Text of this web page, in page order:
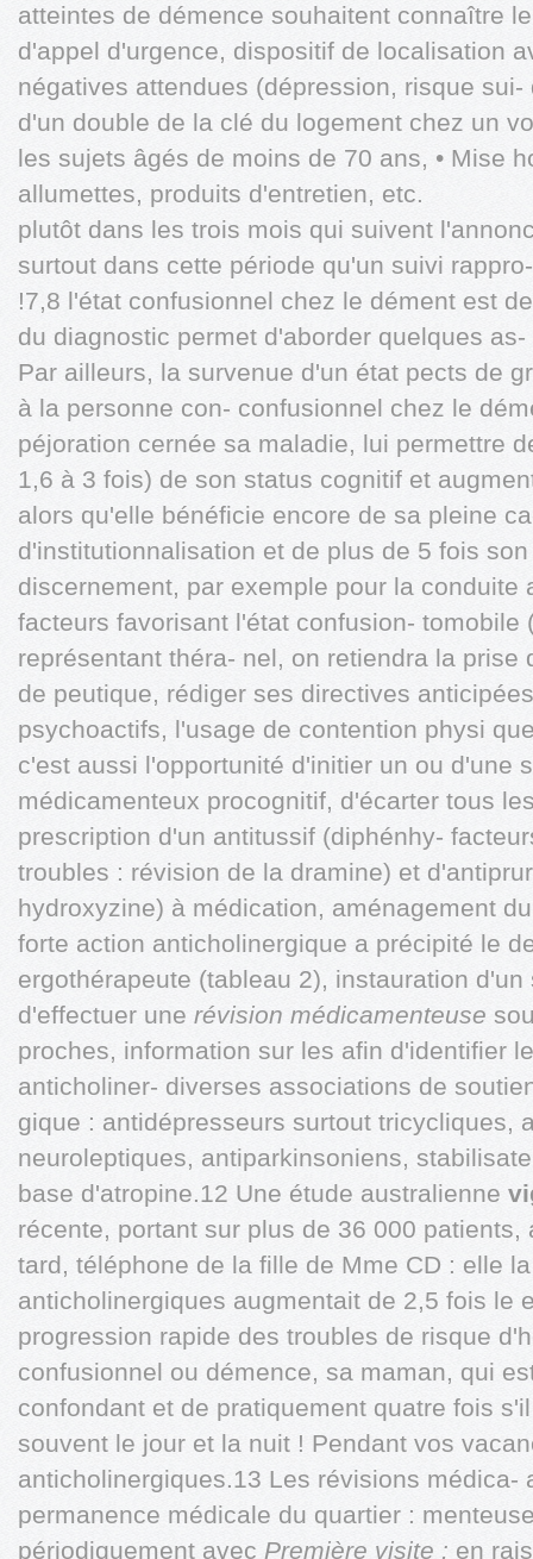
atteintes de démence souhaitent connaître
d'appel d'urgence, dispositif de localisation
négatives attendues (dépression, risque sui-
d'un double de la clé du logement chez un
les sujets âgés de moins de 70 ans, • Mise
allumettes, produits d'entretien, etc.
plutôt dans les trois mois qui suivent
surtout dans cette période qu'un suivi
!7,8 l'état confusionnel chez le dément est
du diagnostic permet d'aborder quelques
Par ailleurs, la survenue d'un état pects de
à la personne con- confusionnel chez le
péjoration cernée sa maladie, lui permettre
1,6 à 3 fois) de son status cognitif et
alors qu'elle bénéficie encore de sa pleine
d'institutionnalisation et de plus de 5 fois
discernement, par exemple pour la conduite
facteurs favorisant l'état confusion- tomobile
représentant théra- nel, on retiendra la prise
de peutique, rédiger ses directives
psychoactifs, l'usage de contention physi
c'est aussi l'opportunité d'initier un ou d'une
médicamenteux procognitif, d'écarter tous
prescription d'un antitussif (diphénhy-
troubles : révision de la dramine) et
hydroxyzine) à médication, aménagement
forte action anticholinergique a précipité le
ergothérapeute (tableau 2), instauration
d'effectuer une révision médicamenteuse
proches, information sur les afin d'identifier
anticholiner- diverses associations de
gique : antidépresseurs surtout tricycliques,
neuroleptiques, antiparkinsoniens,
base d'atropine.12 Une étude australienne
récente, portant sur plus de 36 000
tard, téléphone de la fille de Mme CD : elle
anticholinergiques augmentait de 2,5 fois le
progression rapide des troubles de risque
confusionnel ou démence, sa maman, qui
confondant et de pratiquement quatre fois
souvent le jour et la nuit ! Pendant vos
anticholinergiques.13 Les révisions médica-
permanence médicale du quartier :
périodiquement avec Première visite : en